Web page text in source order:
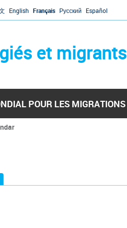
English Français Русский Español
et migrants
POUR LES MIGRATIONS